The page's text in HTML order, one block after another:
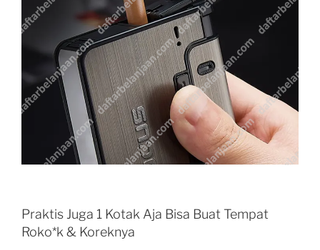
Praktis Juga 1 Kotak Aja Bisa Buat Tempat
Roko*k & Koreknya